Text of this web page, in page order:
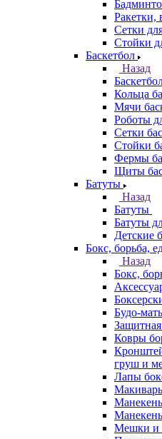
Ракетки,
Сетки
Стойки
Баскетбол
Назад
Кольца
Мячи
Роботы
Сетки
Стойки
Фермы
Щиты
Батуты
Назад
Батуты
Батуты
Детские
Бокс, борьба,
Назад
Бокс,
Будо-
Ковры
груш и
Лапы
Мешки и